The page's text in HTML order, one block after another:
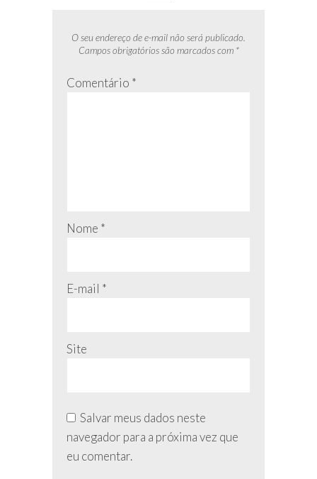
O seu endereço de e-mail não será publicado.
Campos obrigatórios são marcados com *
Comentário *
Nome *
E-mail *
Site
Salvar meus dados neste
navegador para a próxima vez que
eu comentar.